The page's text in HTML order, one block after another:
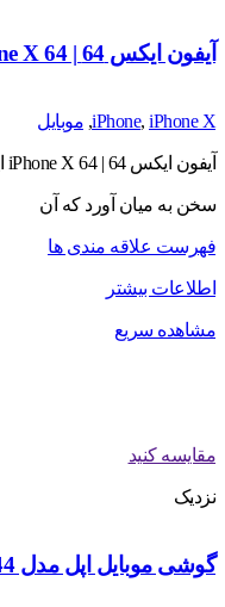
آیفون ایکس 64 | iPhone X 64
iPhone, iPhone X
, موبایل
سخن به میان­ آورد که آن
فهرست علاقه مندی ها
اطلاعات بیشتر
مشاهده سریع
مقایسه کنید
نزدیک
گوشی موبایل اپل مدل iPhone 13 Pro Max A2644